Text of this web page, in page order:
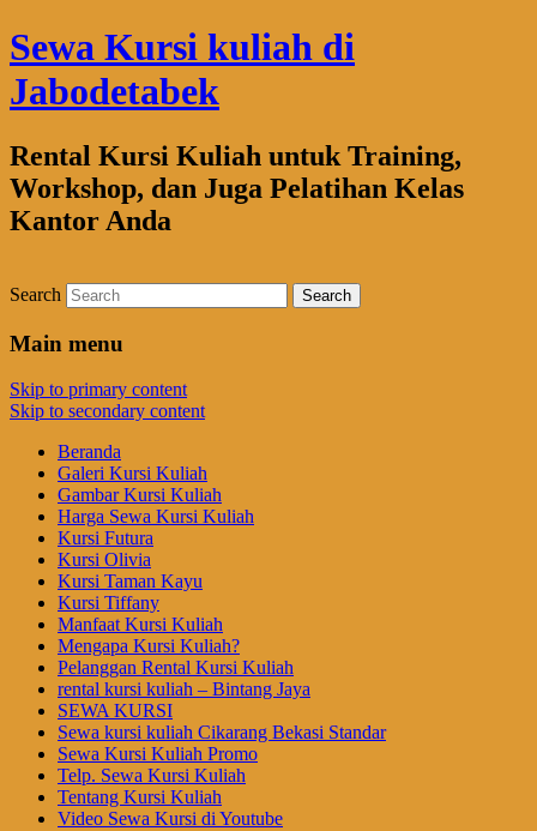
Sewa Kursi kuliah di
Jabodetabek
Rental Kursi Kuliah untuk Training,
Workshop, dan Juga Pelatihan Kelas
Kantor Anda
Search
Main menu
Skip to primary content
Skip to secondary content
Beranda
Galeri Kursi Kuliah
Gambar Kursi Kuliah
Harga Sewa Kursi Kuliah
Kursi Futura
Kursi Olivia
Kursi Taman Kayu
Kursi Tiffany
Manfaat Kursi Kuliah
Mengapa Kursi Kuliah?
Pelanggan Rental Kursi Kuliah
rental kursi kuliah – Bintang Jaya
SEWA KURSI
Sewa kursi kuliah Cikarang Bekasi Standar
Sewa Kursi Kuliah Promo
Telp. Sewa Kursi Kuliah
Tentang Kursi Kuliah
Video Sewa Kursi di Youtube